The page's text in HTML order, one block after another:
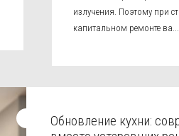
излучения. Поэтому при
капитальном ремонте ва...
Обновление кухни: